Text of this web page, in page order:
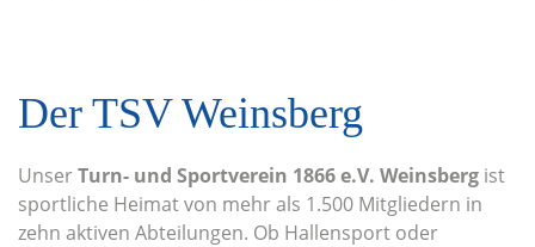
Der TSV Weinsberg
UnserTurn- und Sportverein 1866 e.V. Weinsberg ist
sportliche Heimat von mehr als 1.500 Mitgliedern in
zehn aktiven Abteilungen. Ob Hallensport oder